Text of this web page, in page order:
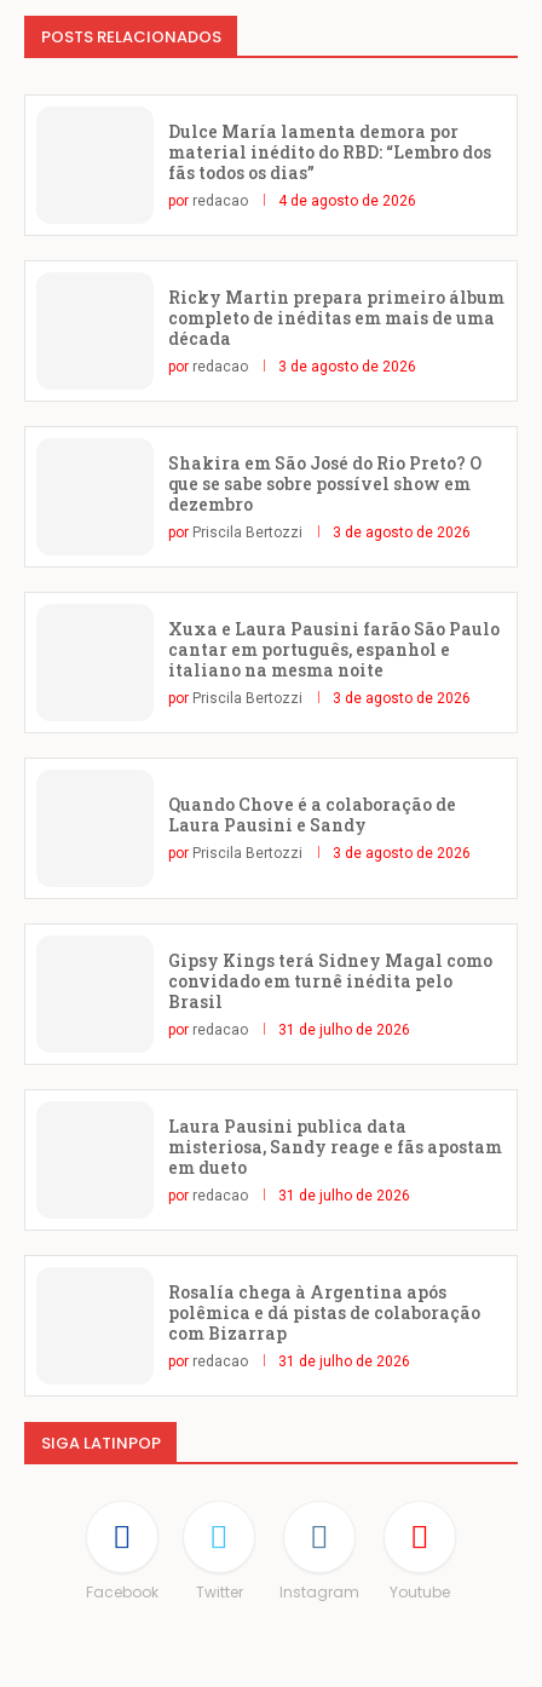
POSTS RELACIONADOS
Dulce María lamenta demora por
material inédito do RBD: “Lembro dos
fãs todos os dias”
por redacao 4 de agosto de 2026
Ricky Martin prepara primeiro álbum
completo de inéditas em mais de uma
década
por redacao 3 de agosto de 2026
Shakira em São José do Rio Preto? O
que se sabe sobre possível show em
dezembro
por Priscila Bertozzi 3 de agosto de 2026
Xuxa e Laura Pausini farão São Paulo
cantar em português, espanhol e
italiano na mesma noite
por Priscila Bertozzi 3 de agosto de 2026
Quando Chove é a colaboração de
Laura Pausini e Sandy
por Priscila Bertozzi 3 de agosto de 2026
Gipsy Kings terá Sidney Magal como
convidado em turnê inédita pelo
Brasil
por redacao 31 de julho de 2026
Laura Pausini publica data
misteriosa, Sandy reage e fãs apostam
em dueto
por redacao 31 de julho de 2026
Rosalía chega à Argentina após
polêmica e dá pistas de colaboração
com Bizarrap
por redacao 31 de julho de 2026
SIGA LATINPOP
Facebook Twitter Instagram Youtube